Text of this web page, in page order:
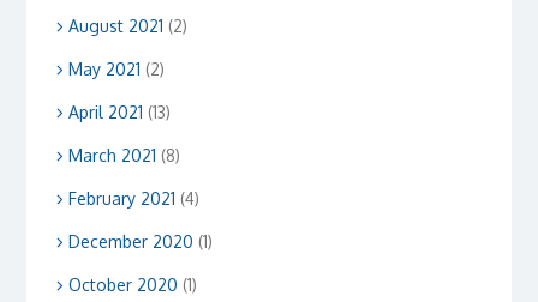
August 2021 (2)
May 2021 (2)
April 2021 (13)
March 2021 (8)
February 2021 (4)
December 2020 (1)
October 2020 (1)